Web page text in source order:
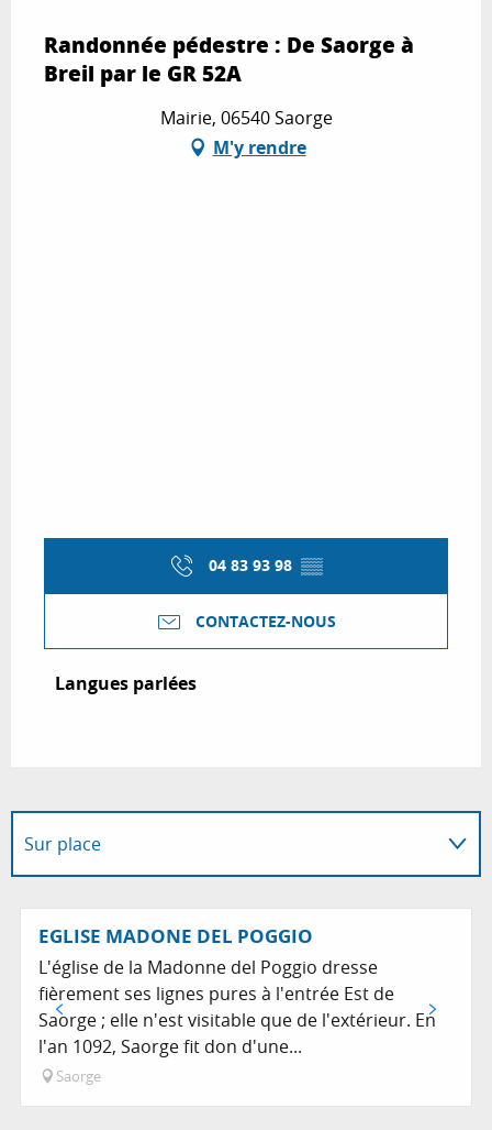
Randonnée pédestre : De Saorge à
Breil par le GR 52A
Mairie, 06540 Saorge
M'y rendre
04 83 93 98 ▒▒
CONTACTEZ-NOUS
Langues parlées
Langues parlées
Sur place
A dans son périmètre...
Se trouve au départ de...
EGLISE MADONE DEL POGGIO
L'église de la Madonne del Poggio dresse
fièrement ses lignes pures à l'entrée Est de
Saorge ; elle n'est visitable que de l'extérieur. En
l'an 1092, Saorge fit don d'une...
Saorge